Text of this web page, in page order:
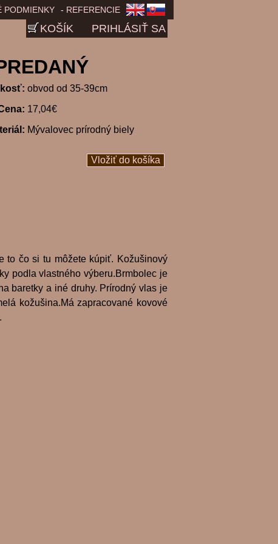
KOŠÍK PRIHLÁSIŤ SA
obvod od 35-39cm
17,04€
Mývalovec prírodný biely
to čo si tu môžete kúpiť. Kožušinový
podla vlastného výberu.Brmbolec je
baretky a iné druhy. Prírodný vlas je
kožušina.Má zapracované kovové
PODMIENKY REFERENCIE